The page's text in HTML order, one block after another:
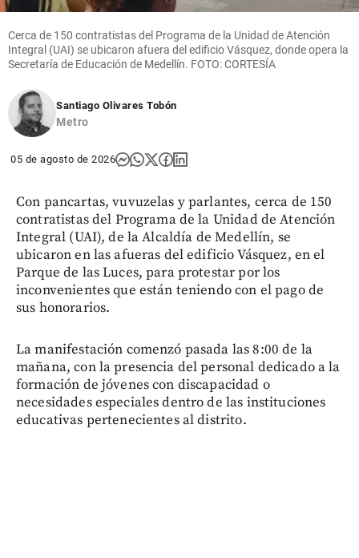
Cerca de 150 contratistas del Programa de la Unidad de Atención
Integral (UAI) se ubicaron afuera del edificio Vásquez, donde opera la
Secretaría de Educación de Medellín. FOTO: CORTESÍA
Santiago Olivares Tobón
Metro
05 de agosto de 2026
Con pancartas, vuvuzelas y parlantes, cerca de 150
contratistas del Programa de la Unidad de Atención
Integral (UAI), de la Alcaldía de Medellín, se
ubicaron en las afueras del edificio Vásquez, en el
Parque de las Luces, para protestar por los
inconvenientes que están teniendo con el pago de
sus honorarios.
La manifestación comenzó pasada las 8:00 de la
mañana, con la presencia del personal dedicado a la
formación de jóvenes con discapacidad o
necesidades especiales dentro de las instituciones
educativas pertenecientes al distrito.